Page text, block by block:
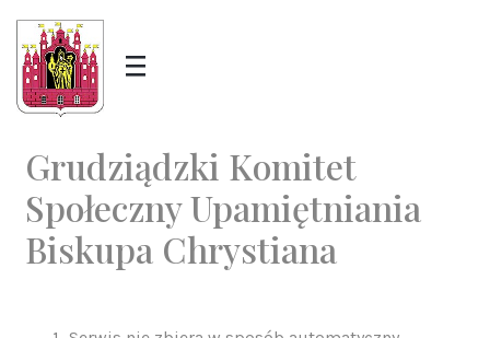
Grudziądzki Komitet
Społeczny Upamiętniania
Biskupa Chrystiana